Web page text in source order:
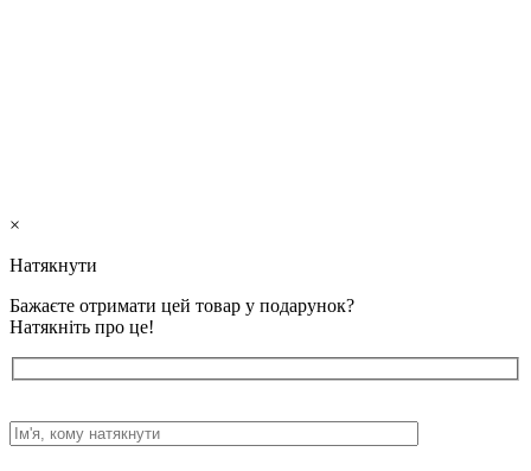
×
Натякнути
Бажаєте отримати цей товар у подарунок?
Натякніть про це!